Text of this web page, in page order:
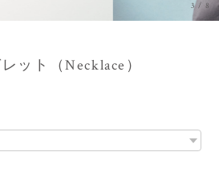
3/8
ット（Necklace）